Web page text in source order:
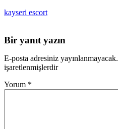
kayseri escort
Bir yanıt yazın
E-posta adresiniz yayınlanmayacak.
işaretlenmişlerdir
Yorum *